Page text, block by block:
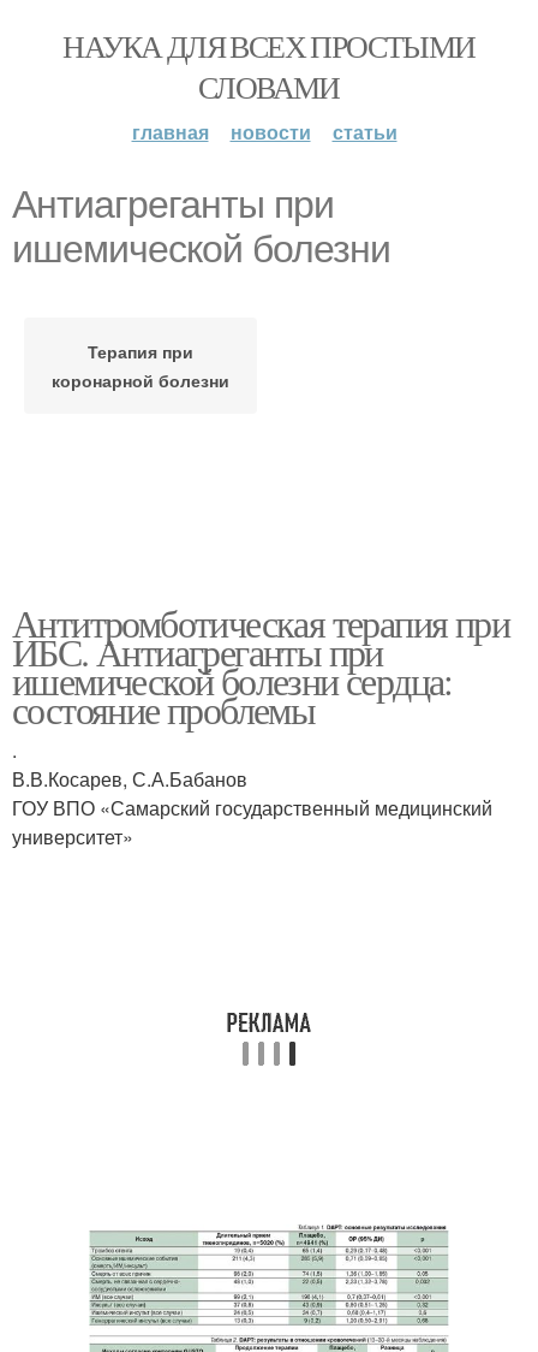
НАУКА ДЛЯ ВСЕХ ПРОСТЫМИ
СЛОВАМИ
главная новости статьи
Антиагреганты при
ишемической болезни
Терапия при
коронарной болезни
Антитромботическая терапия при
ИБС. Антиагреганты при
ишемической болезни сердца:
состояние проблемы
.
В.В.Косарев, С.А.Бабанов
ГОУ ВПО «Самарский государственный медицинский
университет»